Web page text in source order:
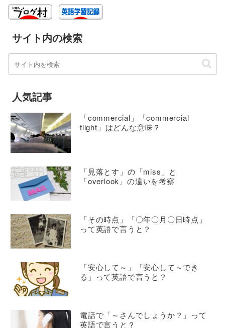
サイト内の検索
人気記事
「commercial」「commercial
flight」はどんな意味？
「見落とす」の「miss」と
「overlook」の違いを考察
「その時点」「〇年〇月〇日時点」
って英語で言うと？
「安心して～」「安心して～でき
る」って英語で言うと？
電話で「～さんでしょうか？」って
英語で言うと？